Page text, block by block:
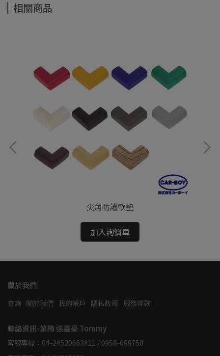
相關商品
尖角防護軟墊
加入詢價車
關於我們
查詢 關於我們 我的帳戶 隱私政策 服務條款
聯絡資訊-業務 張嘉豪 Tommy
客服專線：04-24520663#11 / 0958-699750